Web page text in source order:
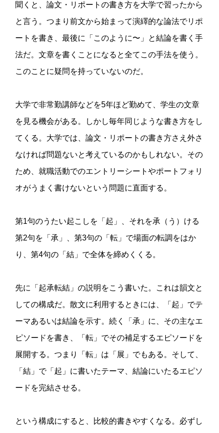
聞くと、論文・リポートの書き方を大学で習ったから
と言う。つまり前文から始まって演繹的な論法でリポ
ートを書き、最後に「このように〜」と結論を書く手
法だ。文章を書くことになると全てこの手法を使う。
このことに疑問を持っていないのだ。
大学で非常勤講師などを5年ほど勤めて、学生の文章
を見る機会がある。しかし毎年同じような書き方をし
てくる。大学では、論文・リポートの書き方さえ外さ
なければ問題ないと考えているのかもしれない。その
ため、就職活動でのエントリーシートやポートフォリ
オがうまく書けないという問題に直面する。
第1句のうたい起こしを「起」、それを承（う）ける
第2句を「承」、第3句の「転」で場面の転調をはか
り、第4句の「結」で全体を締めくくる。
先に「起承転結」の説明をこう書いた。これは韻文と
しての構成だ。散文に利用するときには、「起」でテ
ーマあるいは結論を示す。続く「承」に、その主なエ
ピソードを書き、「転」でその補足するエピソードを
展開する。つまり「転」は「展」でもある。そして、
「結」で「起」に書いたテーマ、結論にいたるエピソ
ードを完結させる。
という構成にすると、比較的書きやすくなる。必ずし